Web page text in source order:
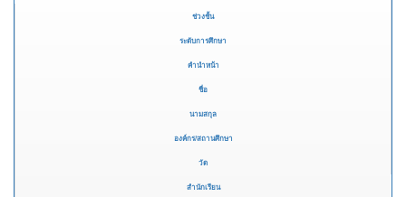
ช่วงชั้น
ระดับการศึกษา
คำนำหน้า
ชื่อ
นามสกุล
องค์กร/สถานศึกษา
วัด
สำนักเรียน